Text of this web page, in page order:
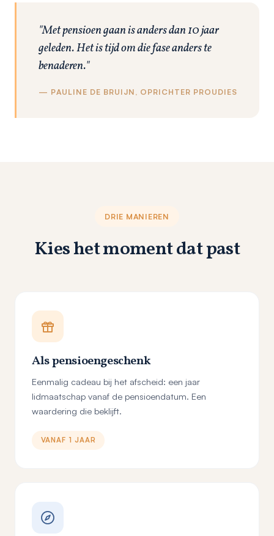
"Met pensioen gaan is anders dan 10 jaar
geleden. Het is tijd om die fase anders te
benaderen."
— PAULINE DE BRUIJN, OPRICHTER PROUDIES
DRIE MANIEREN
Kies het moment dat past
Als pensioengeschenk
Eenmalig cadeau bij het afscheid: een jaar
lidmaatschap vanaf de pensioendatum. Een
waardering die beklijft.
VANAF 1 JAAR